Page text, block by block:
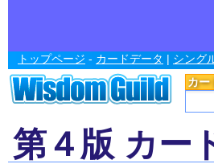
カー
トップページ - カードデータ | シング
第４版 カー